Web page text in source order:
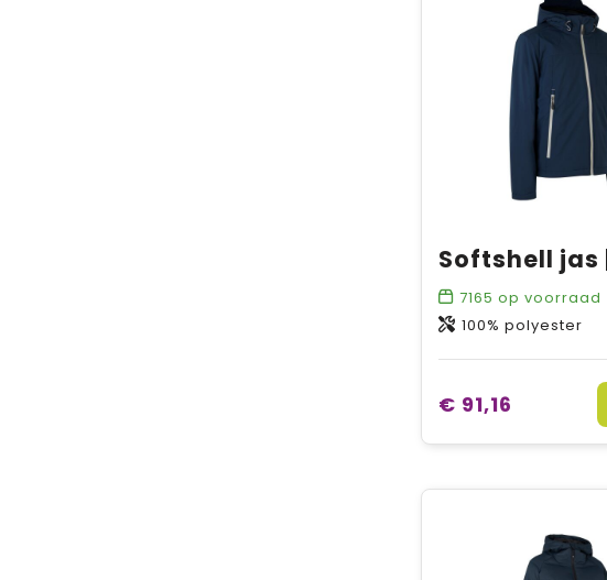
7165 op voorraad
100% polyester
€ 91,16